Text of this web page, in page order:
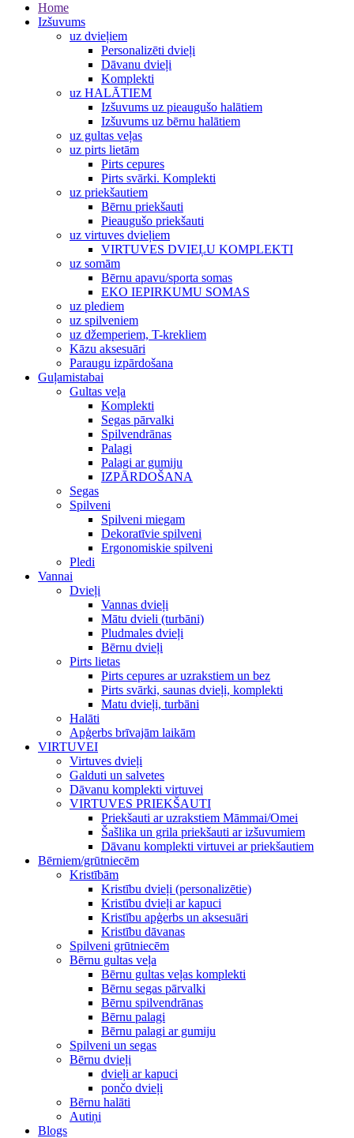
Home
Izšuvums
uz dvieļiem
Personalizēti dvieļi
Dāvanu dvieļi
Komplekti
uz HALĀTIEM
Izšuvums uz pieaugušo halātiem
Izšuvums uz bērnu halātiem
uz gultas veļas
uz pirts lietām
Pirts cepures
Pirts svārki. Komplekti
uz priekšautiem
Bērnu priekšauti
Pieaugušo priekšauti
uz virtuves dvieļiem
VIRTUVES DVIEĻU KOMPLEKTI
uz somām
Bērnu apavu/sporta somas
EKO IEPIRKUMU SOMAS
uz plediem
uz spilveniem
uz džemperiem, T-krekliem
Kāzu aksesuāri
Paraugu izpārdošana
Guļamistabai
Gultas veļa
Komplekti
Segas pārvalki
Spilvendrānas
Palagi
Palagi ar gumiju
IZPĀRDOŠANA
Segas
Spilveni
Spilveni miegam
Dekoratīvie spilveni
Ergonomiskie spilveni
Pledi
Vannai
Dvieļi
Vannas dvieļi
Mātu dvieli (turbāni)
Pludmales dvieļi
Bērnu dvieļi
Pirts lietas
Pirts cepures ar uzrakstiem un bez
Pirts svārki, saunas dvieļi, komplekti
Matu dvieļi, turbāni
Halāti
Apģerbs brīvajām laikām
VIRTUVEI
Virtuves dvieļi
Galduti un salvetes
Dāvanu komplekti virtuvei
VIRTUVES PRIEKŠAUTI
Priekšauti ar uzrakstiem Māmmai/Omei
Šašlika un grila priekšauti ar izšuvumiem
Dāvanu komplekti virtuvei ar priekšautiem
Bērniem/grūtniecēm
Kristībām
Kristību dvieļi (personalizētie)
Kristību dvieļi ar kapuci
Kristību apģerbs un aksesuāri
Kristību dāvanas
Spilveni grūtniecēm
Bērnu gultas veļa
Bērnu gultas veļas komplekti
Bērnu segas pārvalki
Bērnu spilvendrānas
Bērnu palagi
Bērnu palagi ar gumiju
Spilveni un segas
Bērnu dvieļi
dvieļi ar kapuci
pončo dvieļi
Bērnu halāti
Autiņi
Blogs